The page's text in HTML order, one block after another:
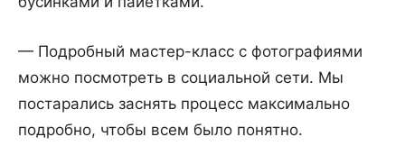
— Подробный мастер-класс с фотографиями
можно посмотреть в социальной сети. Мы
постарались заснять процесс максимально
подробно, чтобы всем было понятно.